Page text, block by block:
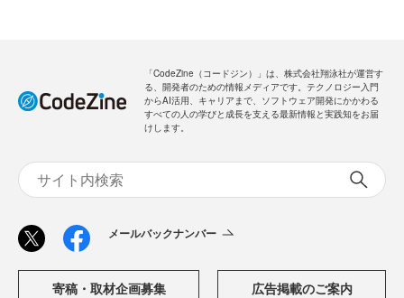
「CodeZine（コードジン）」は、株式会社翔泳社が運営す
る、開発者のための情報メディアです。テクノロジー入門
からAI活用、キャリアまで、ソフトウェア開発にかかわる
すべての人の学びと成長を支える最新情報と実践知をお届
けします。
メールバックナンバー
寄稿・取材企画募集 広告掲載のご案内